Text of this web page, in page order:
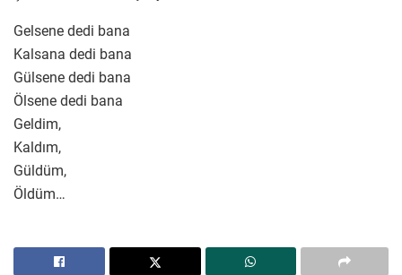
Gelsene dedi bana
Kalsana dedi bana
Gülsene dedi bana
Ölsene dedi bana
Geldim,
Kaldım,
Güldüm,
Öldüm…